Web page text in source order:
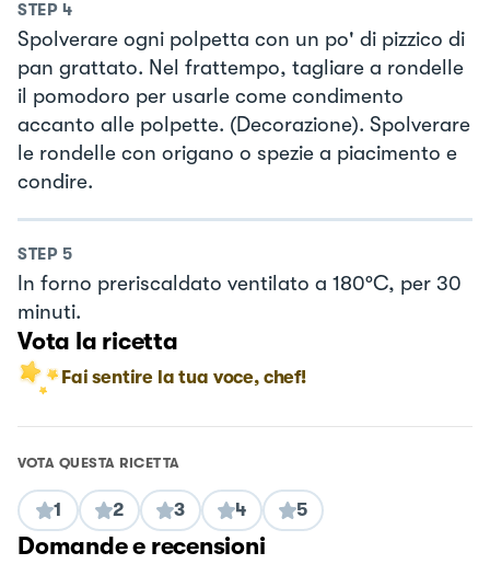
STEP 4
Spolverare ogni polpetta con un po' di pizzico di
pan grattato. Nel frattempo, tagliare a rondelle
il pomodoro per usarle come condimento
accanto alle polpette. (Decorazione). Spolverare
le rondelle con origano o spezie a piacimento e
condire.
STEP 5
In forno preriscaldato ventilato a 180°C, per 30
minuti.
Vota la ricetta
Fai sentire la tua voce, chef!
VOTA QUESTA RICETTA
1 2 3 4 5
Domande e recensioni